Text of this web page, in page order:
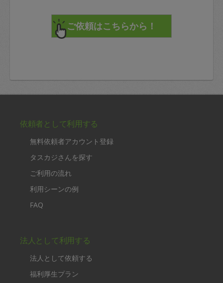
依頼者として利用する
無料依頼者アカウント登録
タスカジさんを探す
ご利用の流れ
利用シーンの例
FAQ
法人として利用する
法人として依頼する
福利厚生プラン